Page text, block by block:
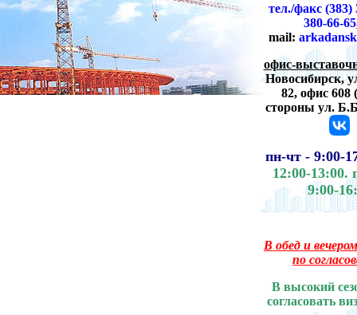
тел./факс (383)
380-66-65
mail:
офис-
Новосибирск,
82, офис 608 (
стороны ул.
пн-чт - 9:00-
12:00-13:00.
9:00-
В обед и
по
В высокий
согласовать